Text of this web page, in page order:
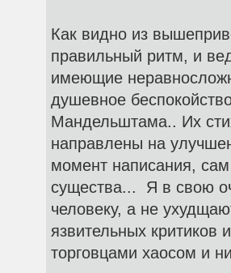
Как видно из
правильный ритм, и
имеющие
душевное
Мандельштама.. Их
направлены на
момент написания,
существа... Я в свою
человеку, а не
язвительных
торговцами хаосом и